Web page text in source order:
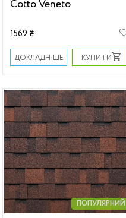
Cotto Veneto
1569 ₴
ДОКЛАДНІШЕ КУПИТИ
ПОПУЛЯРНИЙ